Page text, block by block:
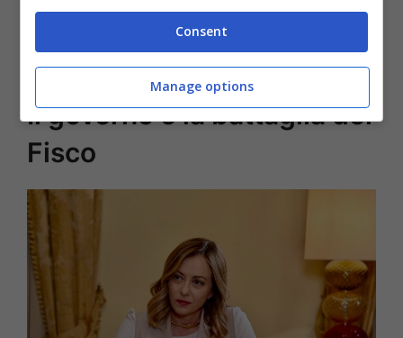
cercare di capire come si evolverà nei
dettagli la vicenda.
Il governo e la battaglia del
Fisco
Consent
Manage options